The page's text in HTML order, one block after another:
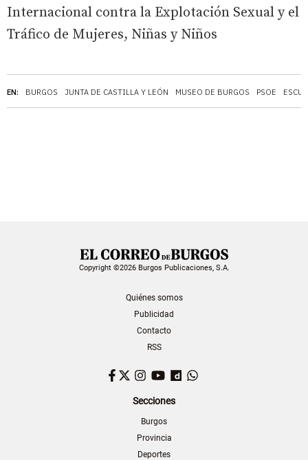
EN: BURGOS JUNTA DE CASTILLA Y LEÓN MUSEO DE BURGOS PSOE
Internacional contra la Explotación Sexual y el
Tráfico de Mujeres, Niñas y Niños
Copyright ©2026 Burgos Publicaciones, S.A.
Quiénes somos
Publicidad
Contacto
RSS
Facebook
TwitterInstagram
YouTubeDailymotion
Secciones
Burgos
Provincia
Deportes